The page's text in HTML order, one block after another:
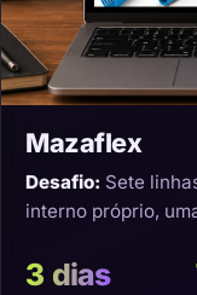
Mazaflex
Desafio: Sete
interno próprio,
3 dias